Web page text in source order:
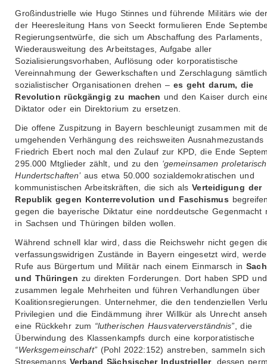
Großindustrielle wie Hugo Stinnes und führende Militärs wie
der Heeresleitung Hans von Seeckt formulieren Ende
Regierungsentwürfe, die sich um Abschaffung des Parlaments,
Wiederausweitung des Arbeitstages, Aufgabe aller
Sozialisierungsvorhaben, Auflösung oder korporatistische
Vereinnahmung der Gewerkschaften und Zerschlagung
sozialistischer Organisationen drehen – es geht darum, die
Revolution rückgängig zu machen und den Kaiser durch
Diktator oder ein Direktorium zu ersetzen.
Die offene Zuspitzung in Bayern beschleunigt zusammen mit
umgehenden Verhängung des reichsweiten Ausnahmezustands
Friedrich Ebert noch mal den Zulauf zur KPD, die Ende
295.000 Mtglieder zählt, und zu den ‘gemeinsamen
Hundertschaften’aus etwa 50.000 sozialdemokratischen und
kommunistischen Arbeitskräften, die sich alsVerteidigung der
Republik gegen Konterrevolution und Faschismus
gegen die bayerische Diktatur eine norddeutsche Gegenmacht
in Sachsen und Thüringen bilden wollen.
Während schnell klar wird, dass die Reichswehr nicht gegen
verfassungswidrigen Zustände in Bayern eingesetzt wird,
Rufe aus Bürgertum und Militär nach einem Einmarsch in
und Thüringen zu direkten Forderungen. Dort haben SPD
zusammen legale Mehrheiten und führen Verhandlungen über
Koalitionsregierungen. Unternehmer, die den tendenziellen
Privilegien und die Eindämmung ihrer Willkür als Unrecht
eine Rückkehr zum “lutherischen Hausvaterverständnis” , die
Überwindung des Klassenkampfs durch eine korporatistische
“Werksgemeinschaft”(Pohl 2022:152) anstreben, sammeln
Stresemanns Verband Sächsischer Industrieller, dessen